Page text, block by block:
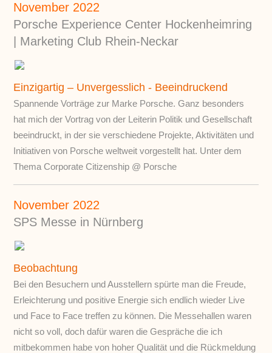
November 2022
Porsche Experience Center Hockenheimring
| Marketing Club Rhein-Neckar
Einzigartig – Unvergesslich - Beeindruckend
Spannende Vorträge zur Marke Porsche. Ganz besonders
hat mich der Vortrag von der Leiterin Politik und Gesellschaft
beeindruckt, in der sie verschiedene Projekte, Aktivitäten und
Initiativen von Porsche weltweit vorgestellt hat. Unter dem
Thema Corporate Citizenship @ Porsche
November 2022
SPS Messe in Nürnberg
Beobachtung
Bei den Besuchern und Ausstellern spürte man die Freude,
Erleichterung und positive Energie sich endlich wieder Live
und Face to Face treffen zu können. Die Messehallen waren
nicht so voll, doch dafür waren die Gespräche die ich
mitbekommen habe von hoher Qualität und die Rückmeldung